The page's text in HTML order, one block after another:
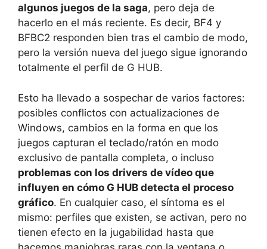
algunos juegos de la saga, pero deja de
hacerlo en el más reciente. Es decir, BF4 y
BFBC2 responden bien tras el cambio de modo,
pero la versión nueva del juego sigue ignorando
totalmente el perfil de G HUB.
Esto ha llevado a sospechar de varios factores:
posibles conflictos con actualizaciones de
Windows, cambios en la forma en que los
juegos capturan el teclado/ratón en modo
exclusivo de pantalla completa, o incluso
problemas con los drivers de vídeo que
influyen en cómo G HUB detecta el proceso
gráfico. En cualquier caso, el síntoma es el
mismo: perfiles que existen, se activan, pero no
tienen efecto en la jugabilidad hasta que